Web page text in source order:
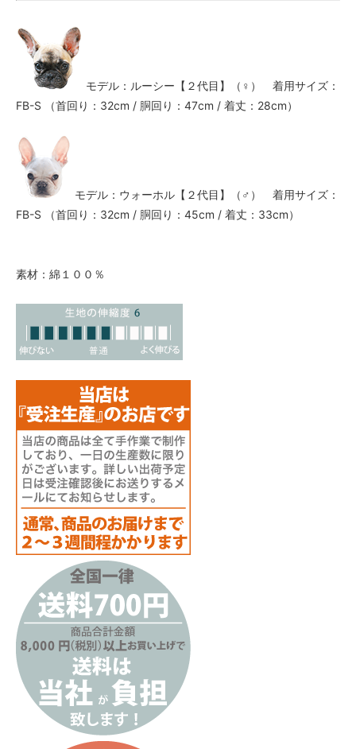
モデル：ルーシー【２代目】（♀） 着用サイズ：
FB-S （首回り：32cm / 胴回り：47cm / 着丈：28cm）
モデル：ウォーホル【２代目】（♂） 着用サイズ：
FB-S （首回り：32cm / 胴回り：45cm / 着丈：33cm）
素材：綿１００％